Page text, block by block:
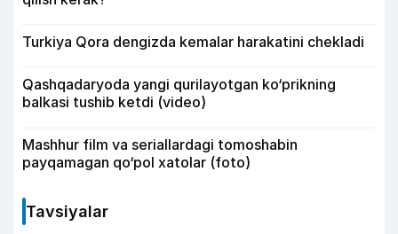
Turkiya Qora dengizda kemalar harakatini chekladi
Qashqadaryoda yangi qurilayotgan ko‘prikning
balkasi tushib ketdi (video)
Mashhur film va seriallardagi tomoshabin
payqamagan qo‘pol xatolar (foto)
Tavsiyalar